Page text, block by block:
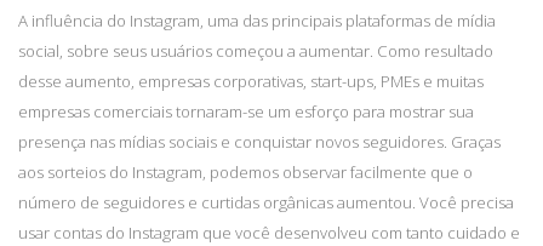
A influência do Instagram, uma das principais plataformas de mídia
social, sobre seus usuários começou a aumentar. Como resultado
desse aumento, empresas corporativas, start-ups, PMEs e muitas
empresas comerciais tornaram-se um esforço para mostrar sua
presença nas mídias sociais e conquistar novos seguidores. Graças
aos sorteios do Instagram, podemos observar facilmente que o
número de seguidores e curtidas orgânicas aumentou. Você precisa
usar contas do Instagram que você desenvolveu com tanto cuidado e